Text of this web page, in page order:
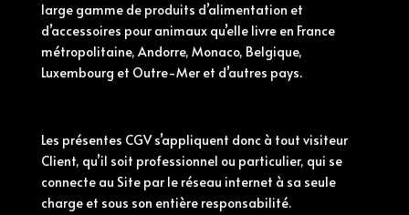
large gamme de produits d’alimentation et
d’accessoires pour animaux qu’elle livre en France
métropolitaine, Andorre, Monaco, Belgique,
Luxembourg et Outre-Mer et d’autres pays.
Les présentes CGV s’appliquent donc à tout visiteur
Client, qu’il soit professionnel ou particulier, qui se
connecte au Site par le réseau internet à sa seule
charge et sous son entière responsabilité.